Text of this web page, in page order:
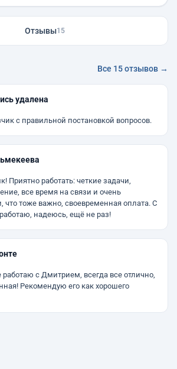
Отзывы15
Все 15 отзывов →
удалена
с правильной постановкой вопросов.
Приятно работать: четкие задачи,
и очень
что тоже важно, своевременная оплата. С
надеюсь, ещё не раз!
с Дмитрием, всегда все отлично,
Рекомендую его как хорошего